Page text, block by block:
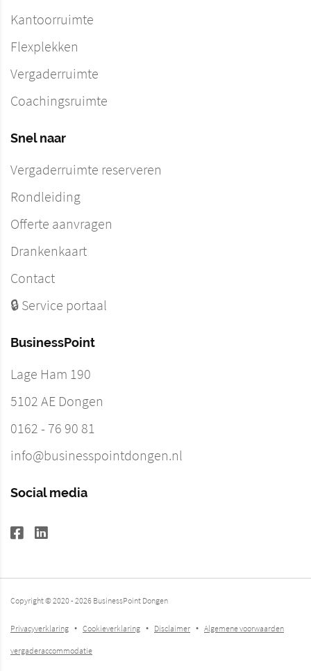
Kantoorruimte
Flexplekken
Vergaderruimte
Coachingsruimte
Snel naar
Vergaderruimte reserveren
Rondleiding
Offerte aanvragen
Drankenkaart
Contact
🔒 Service portaal
BusinessPoint
Lage Ham 190
5102 AE Dongen
0162 - 76 90 81
info@businesspointdongen.nl
Social media
Copyright © 2020 - 2026 BusinessPoint Dongen
Privacyverklaring Cookieverklaring Disclaimer Algemene voorwaarden
vergaderaccommodatie